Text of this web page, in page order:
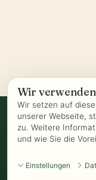
Wir
Wir setzen auf
unserer Webseite,
zu. Weitere
und wie Sie die
Einstellungen
AGB